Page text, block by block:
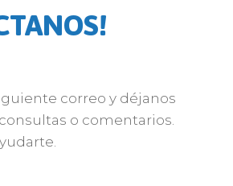
correo y déjanos
o comentarios.